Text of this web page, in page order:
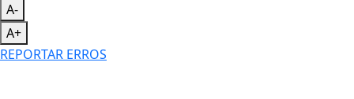
A-
A+
REPORTAR ERROS